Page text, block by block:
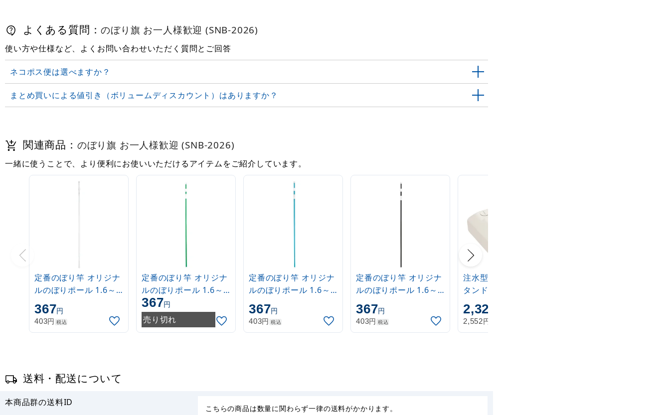
よくある質問：のぼり旗 お一人様歓迎 (SNB-2026)
使い方や仕様など、よくお問い合わせいただく質問とご回答
ネコポス便は選べますか？
まとめ買いによる値引き（ボリュームディスカウント）はありますか？
関連商品： のぼり旗 お一人様歓迎 (SNB-2026)
一緒に使うことで、より便利にお使いいただけるアイテムをご紹介しています。
定番のぼり竿 オリジナ
ルのぼりポール 1.6～
3m 伸縮式 白
(30537***)
367円
403円 税込
定番のぼり竿 オリジナ
ルのぼりポール 1.6～
3m 伸縮式 緑
(30537GRN)
367円
売り切れ
定番のぼり竿 オリジナ
ルのぼりポール 1.6～
3m 伸縮式 水色
(30537SBL)
367円
403円 税込
定番のぼり竿 オリジナ
ルのぼりポール 1.6～
3m 伸縮式 黒
(30537BLK)
367円
403円 税込
注水型マルチのぼりス
タンド 20L
2,320
2,552円
送料・配送について
本商品群の送料ID
こちらの商品は数量に関わらず一律の送料がかかります。